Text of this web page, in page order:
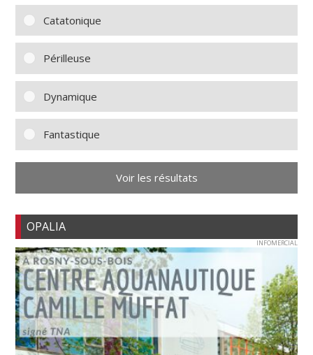
Catatonique
Périlleuse
Dynamique
Fantastique
Voir les résultats
OPALIA
INFOMERCIAL